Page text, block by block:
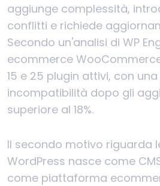
aggiunge complessità,
conflitti e richiede
Secondo un'analisi di WP
ecommerce
15 e 25 plugin attivi, con
incompatibilità dopo gli
superiore al 18%.
Il secondo motivo riguarda
WordPress nasce come
come piattaforma